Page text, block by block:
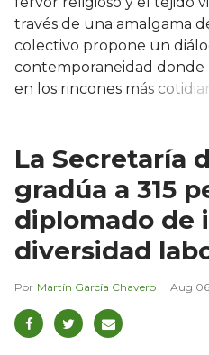
través de una amalgama
colectivo propone un
contemporaneidad
en los rincones más
La Secretaría
gradúa a 315
diplomado de
diversidad
Martín García Chavero Aug